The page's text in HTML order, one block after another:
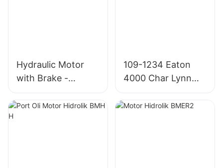
Hydraulic Motor
with Brake -
OMT/BMT Series
109-1234 Eaton
4000 Char Lynn
4K-310 Motor
Hidrolik